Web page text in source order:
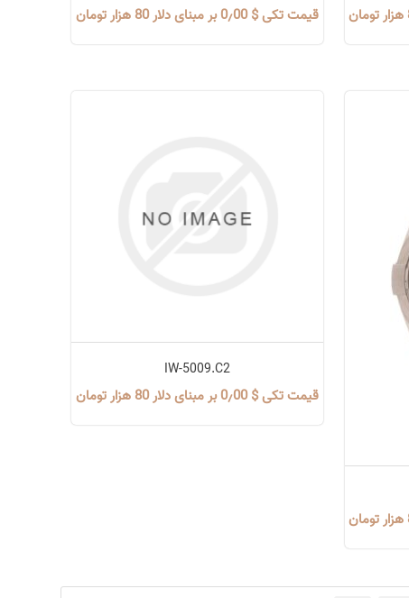
قیمت تکی $ 0٫00 بر مبنای دلار 80 هزار تومان
IW-5009.C2
قیمت تکی $ 0٫00 بر مبنای دلار 80 هزار تومان